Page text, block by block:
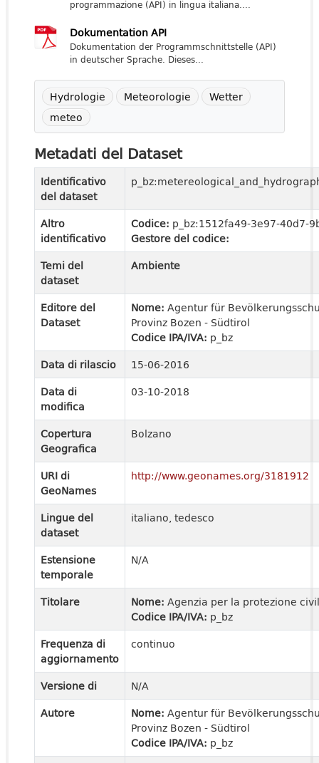
programmazione (API) in lingua italiana....
Dokumentation API
Dokumentation der Programmschnittstelle (API)
in deutscher Sprache. Dieses...
Hydrologie Meteorologie
Wetter
meteo
Metadati del Dataset
Identificativo
del dataset
Altro
identificativo
Codice: p_bz:1512fa49-3e97-40d7-
Gestore del codice:
Temi del
dataset
Ambiente
Editore del
Dataset
Nome: Agentur für
Provinz Bozen - Südtirol
Codice IPA/IVA: p_bz
Data di rilascio
15-06-2016
Data di
modifica
03-10-2018
Copertura
Geografica
Bolzano
URI di
GeoNames
http://www.geonames.org/3181912
Lingue del
dataset
italiano, tedesco
Estensione
temporale
N/A
Titolare Nome: Agenzia per la protezione
Codice IPA/IVA: p_bz
Frequenza di
aggiornamento
continuo
Versione di
N/A
Autore
Nome: Agentur für
Provinz Bozen - Südtirol
Codice IPA/IVA: p_bz